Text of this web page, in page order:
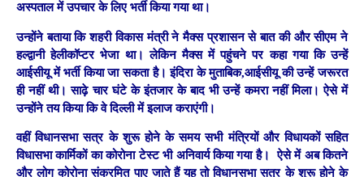
अस्पताल में उपचार के लिए भर्ती किया गया था।
उन्होंने बताया कि शहरी विकास मंत्री ने मैक्स प्रशासन से बात की और सीएम ने
हल्द्वानी हेलीकॉप्टर भेजा था। लेकिन मैक्स में पहुंचने पर कहा गया कि उन्हें
आईसीयू में भर्ती किया जा सकता है। इंदिरा के मुताबिक,आईसीयू की उन्हें जरूरत
ही नहीं थी। साढ़े चार घंटे के इंतजार के बाद भी उन्हें कमरा नहीं मिला। ऐसे में
उन्होंने तय किया कि वे दिल्ली में इलाज कराएंगी।
वहीं विधानसभा सत्र के शुरू होने के समय सभी मंत्रियों और विधायकों सहित
विधासभा कार्मिकों का कोरोना टेस्ट भी अनिवार्य किया गया है। ऐसे में अब कितने
और लोग कोरोना संक्रमित पाए जाते हैं यह तो विधानसभा सत्र के शुरू होने के